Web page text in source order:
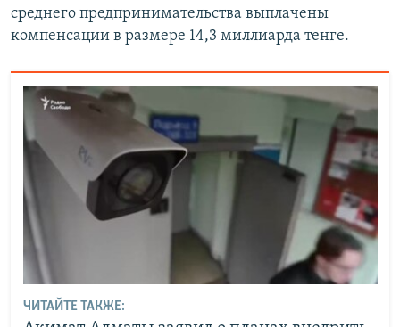
среднего предпринимательства выплачены
компенсации в размере 14,3 миллиарда тенге.
ЧИТАЙТЕ ТАКЖЕ: